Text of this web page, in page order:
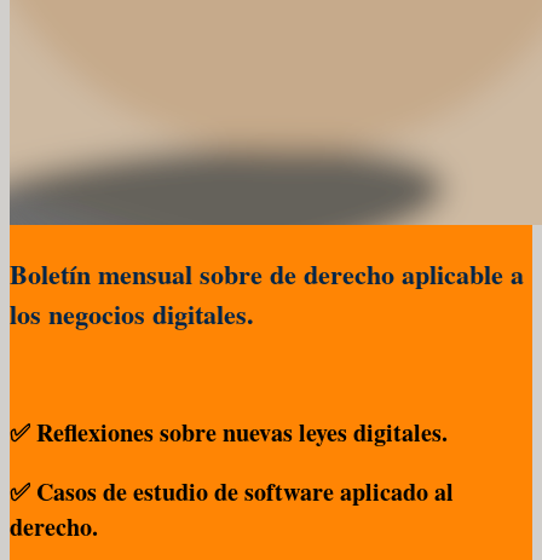
Boletín mensual sobre de derecho aplicable a
los negocios digitales.
✅ Reflexiones sobre nuevas leyes digitales.
✅ Casos de estudio de software aplicado al
derecho.